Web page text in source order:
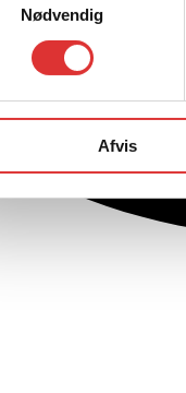
Nødvendig
Afvis